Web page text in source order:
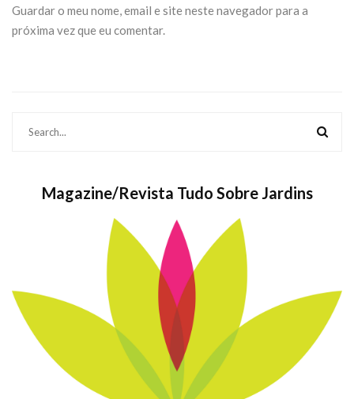
Guardar o meu nome, email e site neste navegador para a
próxima vez que eu comentar.
Magazine/Revista Tudo Sobre Jardins